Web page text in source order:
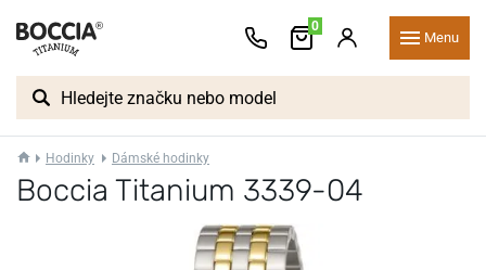
0
Menu
Hodinky Dámské hodinky
Boccia Titanium 3339-04